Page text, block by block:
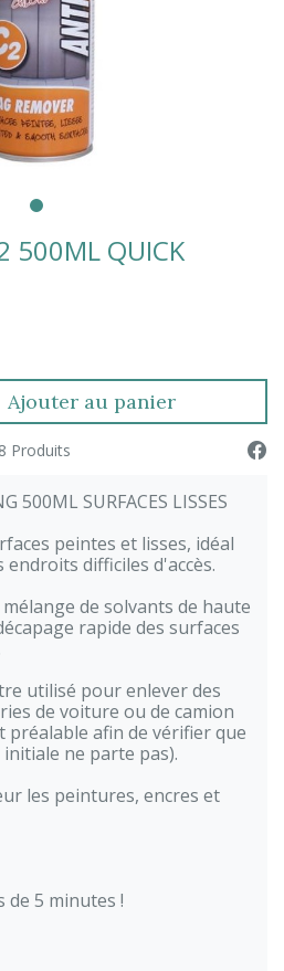
500ML QUICK
Ajouter au panier
8 Produits
500ML SURFACES LISSES
peintes et lisses, idéal
difficiles d'accès.
de solvants de haute
rapide des surfaces
utilisé pour enlever des
de voiture ou de camion
afin de vérifier que
ne parte pas).
les peintures, encres et
de 5 minutes !